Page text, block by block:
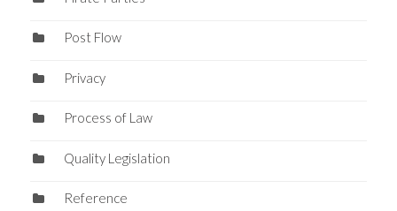
Post Flow
Privacy
Process of Law
Quality Legislation
Reference